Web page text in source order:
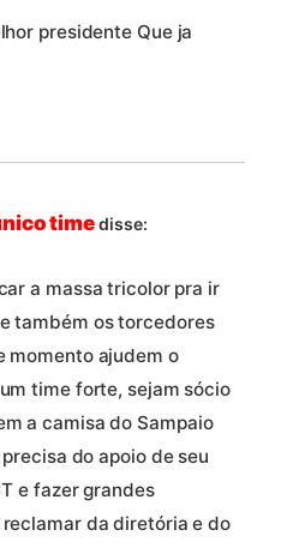
presidente Que ja
timedisse:
a massa tricolor pra ir
também os torcedores
momento ajudem o
time forte, sejam sócio
a camisa do Sampaio
do apoio de seu
e fazer grandes
da diretória e do